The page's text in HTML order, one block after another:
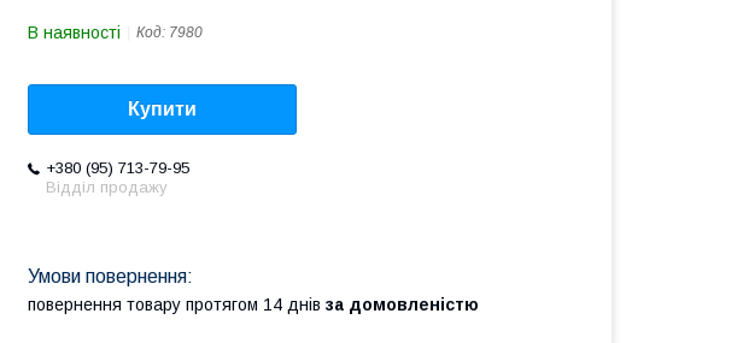
В наявності Код: 7980
Купити
+380 (95) 713-79-95
Відділ продажу
повернення товару протягом 14 днів за домовленістю